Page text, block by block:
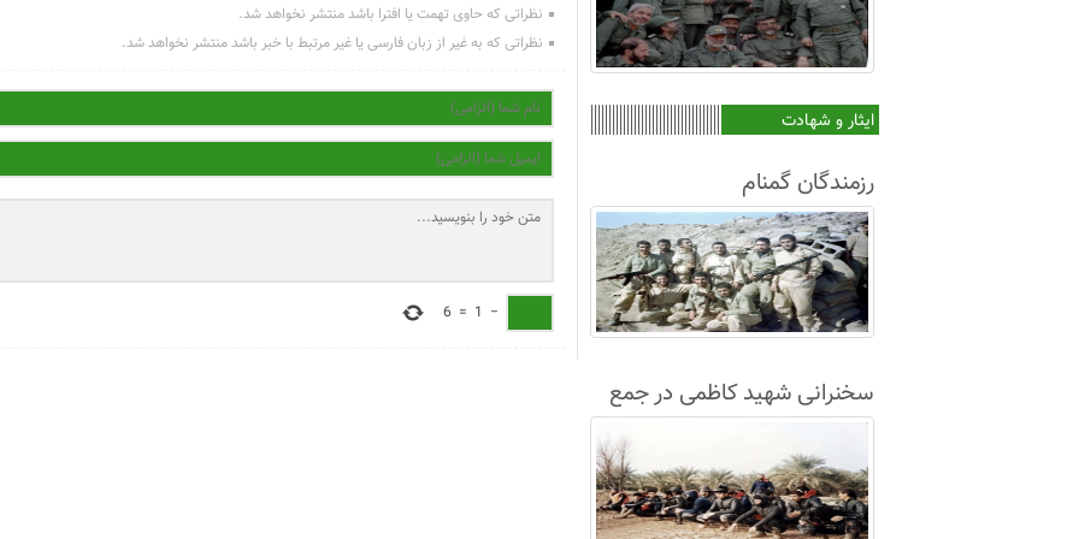
نظراتی که حاوی تهمت یا افترا باشد منتشر نخواهد شد.
نظراتی که به غیر از زبان فارسی یا غیر مرتبط با خبر باشد منتشر نخواهد شد.
−
1
=
6
ایثار و شهادت
رزمندگان گمنام
سخنرانی شهید کاظمی در جمع
غواصان لشکر8+فیلم